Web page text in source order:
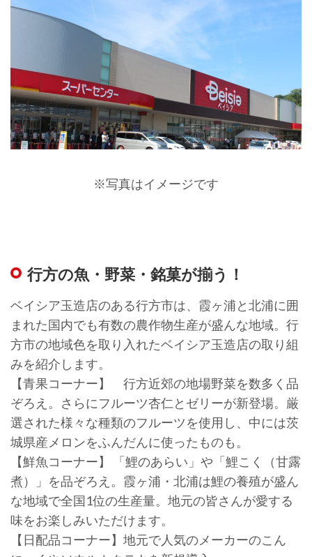
※写真はイメージです
行方の魚・野菜・銘菓が揃う！
ベイシア玉造店のある行方市は、霞ヶ浦と北浦に囲
まれた国内でも有数の農作物生産が盛んな地域。行
方市の地域色を取り入れたベイシア玉造店の取り組
みを紹介します。
【青果コーナー】 行方近郊の地場野菜を数多く品
ぞろえ。さらにフルーツ杏仁とゼリーが新登場。厳
選された様々な種類のフルーツを使用し、中には茨
城県産メロンをふんだんに使ったものも。
【鮮魚コーナー】 「鯉のあらい」や「鯉こく（甘露
煮）」を品ぞろえ。霞ヶ浦・北浦は鯉の養殖が盛ん
な地域で全国1位の生産量。地元の皆さんが愛する
味をお楽しみいただけます。
【日配品コーナー】地元で人気のメーカーのこん